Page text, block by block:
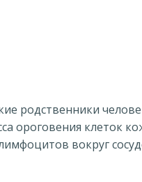
родственники
ороговения клеток
вокруг